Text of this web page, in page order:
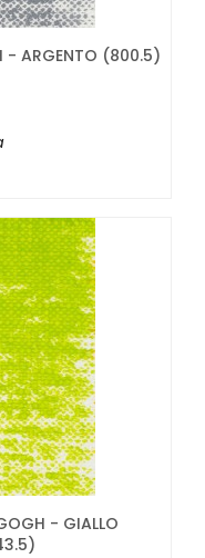
- ARGENTO (800.5)
- GIALLO